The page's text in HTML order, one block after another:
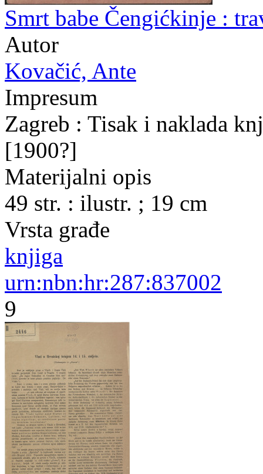
Smrt babe Čengićkinje :
Autor
Kovačić, Ante
Impresum
Zagreb : Tisak i naklada
[1900?]
Materijalni opis
49 str. : ilustr. ; 19 cm
Vrsta građe
knjiga
urn:nbn:hr:287:837002
9